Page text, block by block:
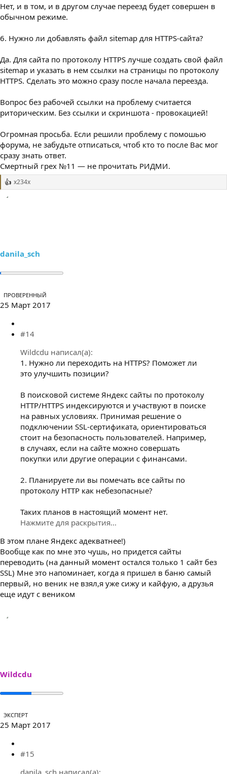
Нет, и в том, и в другом случае переезд будет совершен в
обычном режиме.
6. Нужно ли добавлять файл sitemap для HTTPS-сайта?
Да. Для сайта по протоколу HTTPS лучше создать свой файл
sitemap и указать в нем ссылки на страницы по протоколу
HTTPS. Сделать это можно сразу после начала переезда.
Вопрос без рабочей ссылки на проблему считается
риторическим. Без ссылки и скриншота - провокацией!
Огромная просьба. Если решили проблему с помошью
форума, не забудьте отписаться, чтоб кто то после Вас мог
сразу знать ответ.
Смертный грех №11 — не прочитать РИДМИ.
Р
x234x
danila_sch
ПРОВЕРЕННЫЙ
25 Март 2017
#14
Wildcdu написал(а):
1. Нужно ли переходить на HTTPS? Поможет ли
это улучшить позиции?
В поисковой системе Яндекс сайты по протоколу
HTTP/HTTPS индексируются и участвуют в поиске
на равных условиях. Принимая решение о
подключении SSL-сертификата, ориентироваться
стоит на безопасность пользователей. Например,
в случаях, если на сайте можно совершать
покупки или другие операции с финансами.
2. Планируете ли вы помечать все сайты по
протоколу HTTP как небезопасные?
Таких планов в настоящий момент нет.
Нажмите для раскрытия...
В этом плане Яндекс адекватнее!)
Вообще как по мне это чушь, но придется сайты
переводить (на данный момент остался только 1 сайт без
SSL) Мне это напоминает, когда я пришел в баню самый
первый, но веник не взял,я уже сижу и кайфую, а друзья
еще идут с веником
Wildcdu
ЭКСПЕРТ
25 Март 2017
#15